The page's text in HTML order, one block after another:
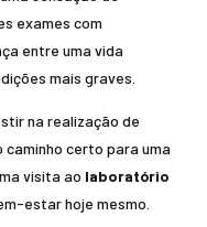
exames com
entre uma vida
mais graves.
na realização de
caminho certo para uma
visita ao laboratório
estar hoje mesmo.